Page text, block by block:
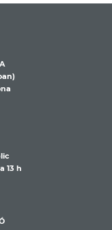
13 h